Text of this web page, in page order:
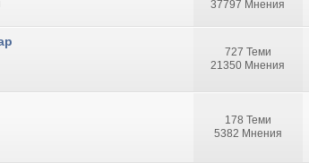
37797 Мнения
727 Теми
21350 Мнения
178 Теми
5382 Мнения